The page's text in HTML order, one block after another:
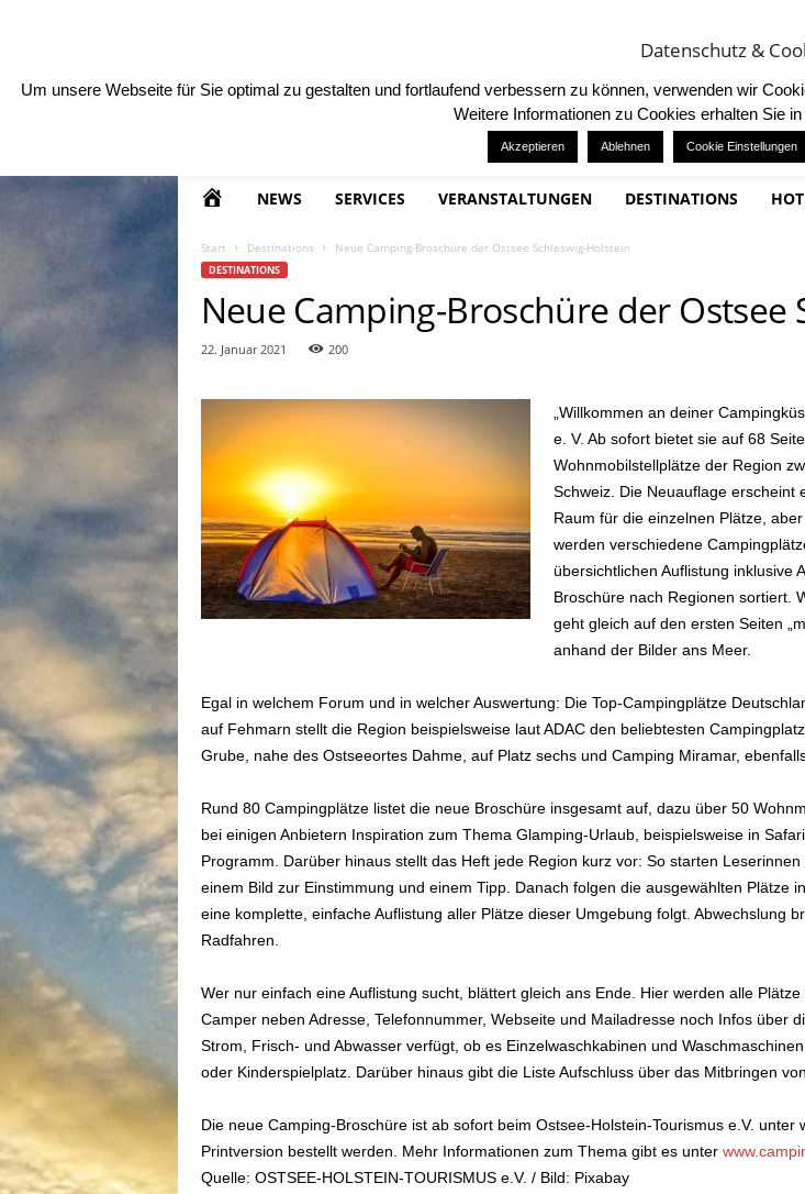
u
O
M
E
NEWS SERVICES VERANSTALTUNGEN DESTINATIONS
Start Destinations Neue Camping-Broschüre der Ostsee Schleswig-Holstein
DESTINATIONS
Neue Camping-Broschüre der Ostsee
22. Januar 2021 200
„Willkommen an deiner
e. V. Ab sofort bietet sie auf 68
Wohnmobilstellplätze der Region
Schweiz. Die Neuauflage erscheint
Raum für die einzelnen Plätze,
werden verschiedene
übersichtlichen Auflistung inklusive
Broschüre nach Regionen sortiert.
geht gleich auf den ersten Seiten
anhand der Bilder ans Meer.
Egal in welchem Forum und in welcher Auswertung: Die Top-Campingplätze
auf Fehmarn stellt die Region beispielsweise laut ADAC den beliebtesten
Grube, nahe des Ostseeortes Dahme, auf Platz sechs und Camping Miramar,
Rund 80 Campingplätze listet die neue Broschüre insgesamt auf, dazu über 50
bei einigen Anbietern Inspiration zum Thema Glamping-Urlaub, beispielsweise in
Programm. Darüber hinaus stellt das Heft jede Region kurz vor: So starten
einem Bild zur Einstimmung und einem Tipp. Danach folgen die ausgewählten
eine komplette, einfache Auflistung aller Plätze dieser Umgebung folgt. Abwechslung
Radfahren.
Wer nur einfach eine Auflistung sucht, blättert gleich ans Ende. Hier werden alle
Camper neben Adresse, Telefonnummer, Webseite und Mailadresse noch Infos über
Strom, Frisch- und Abwasser verfügt, ob es Einzelwaschkabinen und
oder Kinderspielplatz. Darüber hinaus gibt die Liste Aufschluss über das Mitbringen
Die neue Camping-Broschüre ist ab sofort beim Ostsee-Holstein-Tourismus e.V.
Printversion bestellt werden. Mehr Informationen zum Thema gibt es unter
Quelle: OSTSEE-HOLSTEIN-TOURISMUS e.V. / Bild: Pixabay
Datenschutz &
Um unsere Webseite für Sie optimal zu gestalten und fortlaufend verbessern zu können, verwenden wir
Weitere Informationen zu Cookies erhalten Sie
Akzeptieren Ablehnen Cookie Einstellungen